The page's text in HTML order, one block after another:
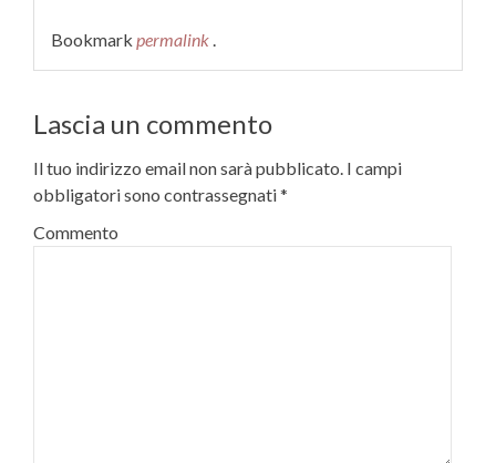
Bookmark permalink .
Lascia un commento
Il tuo indirizzo email non sarà pubblicato. I campi
obbligatori sono contrassegnati*
Commento